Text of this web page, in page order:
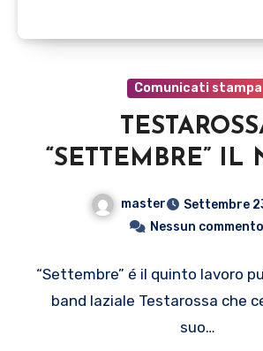
Comunicati stampa
“SETTEMBRE” IL NUOVO
SINGOLO PARLA
GENERAZIONE
master
Settembre
Nessun commento
“Settembre” é il quinto lavoro
band laziale Testarossa che
suo…